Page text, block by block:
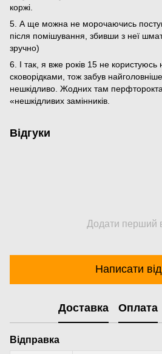
коржі.
5. А ще можна не морочаючись
після помішування, збивши з неї
зручно)
6. І так, я вже років 15 не користуюсь
сковорідками, тож забув
нешкідливо. Жодних там
«нешкідливих замінників.
Відгуки
Додати перший
Написати
Доставка Оплата
Відправка